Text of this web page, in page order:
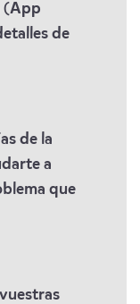
(App
de
de la
a
que